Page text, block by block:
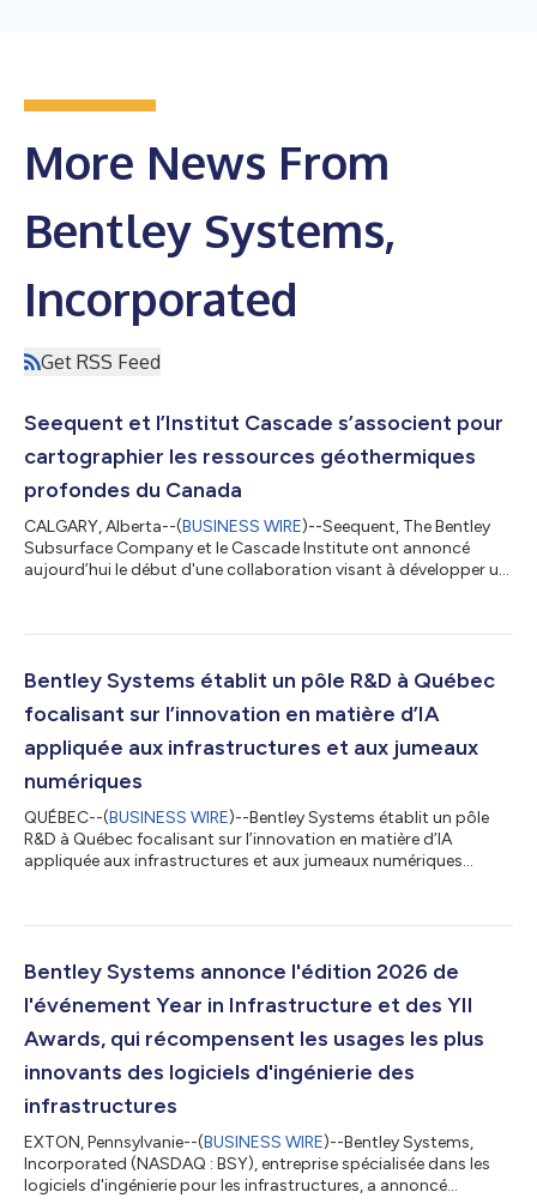
More News From
Bentley Systems,
Incorporated
Get RSS Feed
Seequent et l’Institut Cascade s’associent pour
cartographier les ressources géothermiques
profondes du Canada
CALGARY, Alberta--(BUSINESS WIRE)--Seequent, The Bentley
Subsurface Company et le Cascade Institute ont annoncé
aujourd’hui le début d'une collaboration visant à développer un
géothermiques profondes du Canada et d’accélérer le
coïncide avec l’ouverture du Congrès mondial de la géothermie,
le plus important événement mondial consa...
Bentley Systems établit un pôle R&D à Québec
focalisant sur l’innovation en matière d’IA
appliquée aux infrastructures et aux jumeaux
numériques
QUÉBEC--(BUSINESS WIRE)--Bentley Systems établit un pôle
R&D à Québec focalisant sur l’innovation en matière d’IA
appliquée aux infrastructures et aux jumeaux numériques...
Bentley Systems annonce l'édition 2026 de
l'événement Year in Infrastructure et des YII
Awards, qui récompensent les usages les plus
innovants des logiciels d'ingénierie des
infrastructures
EXTON, Pennsylvanie--(BUSINESS WIRE)--Bentley Systems,
Incorporated (NASDAQ : BSY), entreprise spécialisée dans les
logiciels d'ingénierie pour les infrastructures, a annoncé